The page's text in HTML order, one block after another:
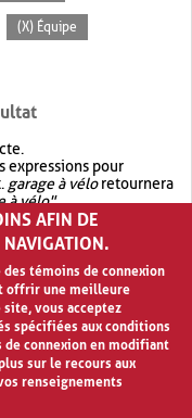
(X) Équipe
expressions pour
garage à véloretournera
à vélo".
OR.garage OR vélo
garage à vélo
AFIN DE
NAVIGATION.
témoins de connexion
offrir une meilleure
vous acceptez
spécifiées aux conditions
de connexion en modifiant
sur le recours aux
renseignements